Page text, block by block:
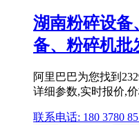
湖南粉碎设备
备、粉碎机批
阿里巴巴为您找到
详细参数,实时报价,
联系电话: 180 3780